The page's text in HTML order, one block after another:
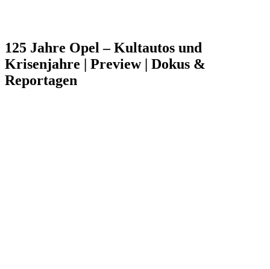
125 Jahre Opel – Kultautos und
Krisenjahre | Preview | Dokus &
Reportagen